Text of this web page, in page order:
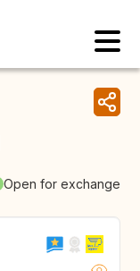
Open for exchange